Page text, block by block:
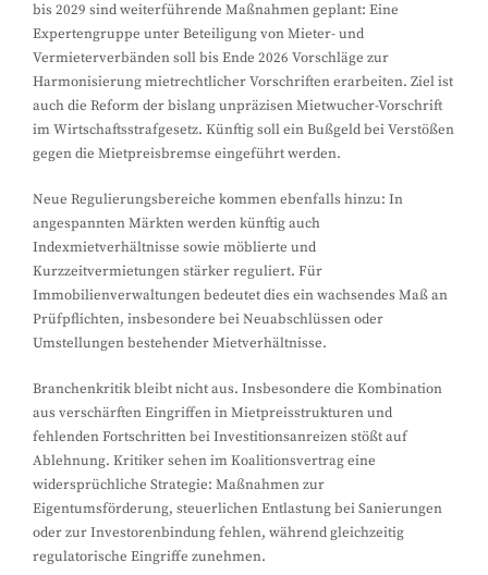
bis 2029 sind weiterführende Maßnahmen geplant: Eine
Expertengruppe unter Beteiligung von Mieter- und
Vermieterverbänden soll bis Ende 2026 Vorschläge zur
Harmonisierung mietrechtlicher Vorschriften erarbeiten. Ziel ist
auch die Reform der bislang unpräzisen Mietwucher-Vorschrift
im Wirtschaftsstrafgesetz. Künftig soll ein Bußgeld bei Verstößen
gegen die Mietpreisbremse eingeführt werden.
Neue Regulierungsbereiche kommen ebenfalls hinzu: In
angespannten Märkten werden künftig auch
Indexmietverhältnisse sowie möblierte und
Kurzzeitvermietungen stärker reguliert. Für
Immobilienverwaltungen bedeutet dies ein wachsendes Maß an
Prüfpflichten, insbesondere bei Neuabschlüssen oder
Umstellungen bestehender Mietverhältnisse.
Branchenkritik bleibt nicht aus. Insbesondere die Kombination
aus verschärften Eingriffen in Mietpreisstrukturen und
fehlenden Fortschritten bei Investitionsanreizen stößt auf
Ablehnung. Kritiker sehen im Koalitionsvertrag eine
widersprüchliche Strategie: Maßnahmen zur
Eigentumsförderung, steuerlichen Entlastung bei Sanierungen
oder zur Investorenbindung fehlen, während gleichzeitig
regulatorische Eingriffe zunehmen.